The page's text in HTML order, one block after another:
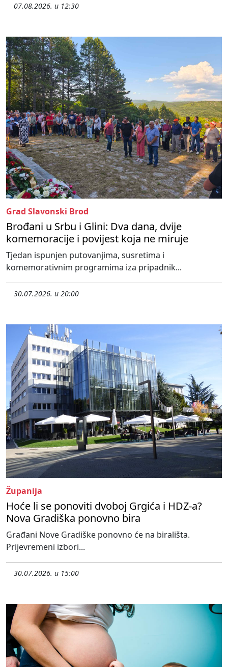
07.08.2026. u 12:30
Grad Slavonski Brod
Brođani u Srbu i Glini: Dva dana, dvije
komemoracije i povijest koja ne miruje
Tjedan ispunjen putovanjima, susretima i
komemorativnim programima iza pripadnik...
30.07.2026. u 20:00
Županija
Hoće li se ponoviti dvoboj Grgića i HDZ-a?
Nova Gradiška ponovno bira
Građani Nove Gradiške ponovno će na birališta.
Prijevremeni izbori...
30.07.2026. u 15:00